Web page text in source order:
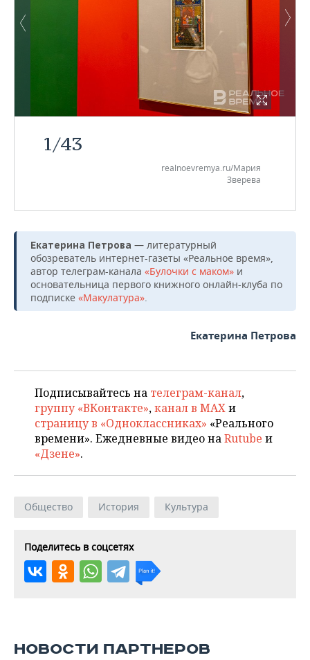
1/43
realnoevremya.ru/Мария
Зверева
Екатерина Петрова — литературный
обозреватель интернет-газеты «Реальное время»,
автор телеграм-канала «Булочки с маком» и
основательница первого книжного онлайн-клуба по
подписке «Макулатура».
Екатерина Петрова
Подписывайтесь на телеграм-канал,
группу «ВКонтакте»,канал в MAXи
страницу в «Одноклассниках» «Реального
времени». Ежедневные видео наRutube и
«Дзене».
Общество История Культура
Поделитесь в соцсетях
НОВОСТИ ПАРТНЕРОВ